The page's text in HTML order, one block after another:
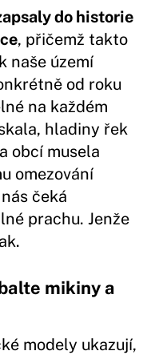
do historie
, přičemž takto
naše území
od roku
na každém
hladiny řek
obcí musela
omezování
čeká
prachu. Jenže
mikiny a
modely ukazují,